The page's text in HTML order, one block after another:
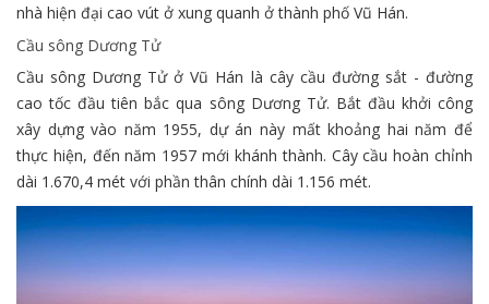
nhà hiện đại cao vút ở xung quanh ở thành phố Vũ Hán.
Cầu sông Dương Tử
Cầu sông Dương Tử ở Vũ Hán là cây cầu đường sắt - đường
cao tốc đầu tiên bắc qua sông Dương Tử. Bắt đầu khởi công
xây dựng vào năm 1955, dự án này mất khoảng hai năm để
thực hiện, đến năm 1957 mới khánh thành. Cây cầu hoàn chỉnh
dài 1.670,4 mét với phần thân chính dài 1.156 mét.